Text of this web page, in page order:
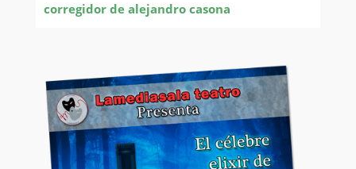
corregidor de alejandro casona